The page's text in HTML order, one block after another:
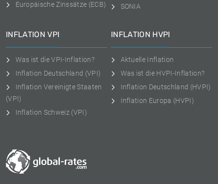
Europäische Zinssätze (ECB)
SONIA
INFLATION VPI
Was ist die VPI-Inflation?
Inflation Deutschland (VPI)
Inflation Vereinigte Staaten
(VPI)
Inflation Schweiz (VPI)
INFLATION HVPI
Aktuelle Inflation
Was ist die HVPI-Inflation?
Inflation Deutschland (HVPI)
Inflation Europa (HVPI)